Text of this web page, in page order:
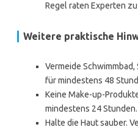
Regel raten Experten
Weitere praktische
Vermeide
für mindestens 48
Keine Make-up-
mindestens 24 Stunden.
Halte die Haut sauber.